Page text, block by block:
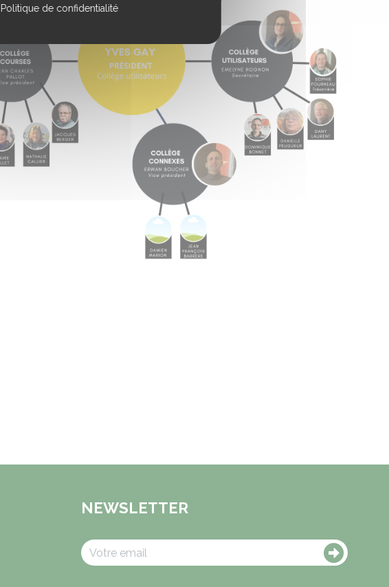
NEWSLETTER
Politique de confidentialité